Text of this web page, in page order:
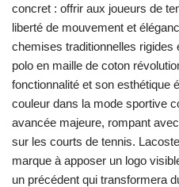
concret : offrir aux joueurs de
liberté de mouvement et
chemises traditionnelles rigides
polo en maille de coton
fonctionnalité et son esthétique
couleur dans la mode sportive
avancée majeure, rompant
sur les courts de tennis.
marque à apposer un logo
un précédent qui transformera